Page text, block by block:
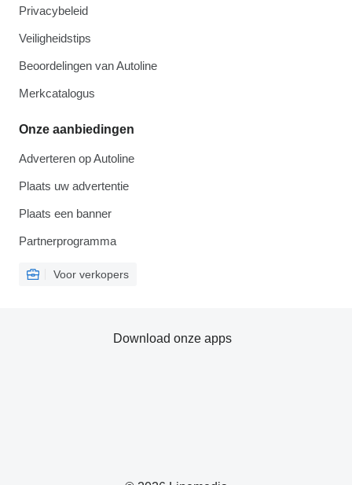
Privacybeleid
Veiligheidstips
Beoordelingen van Autoline
Merkcatalogus
Onze aanbiedingen
Adverteren op Autoline
Plaats uw advertentie
Plaats een banner
Partnerprogramma
Voor verkopers
Download onze apps